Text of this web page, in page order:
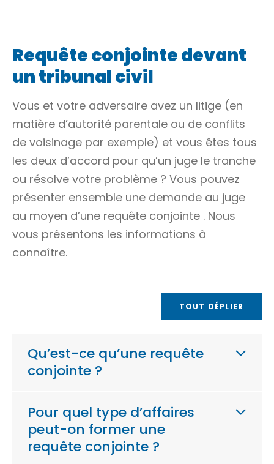
Requête conjointe devant
un tribunal civil
Vous et votre adversaire avez un litige (en
matière d’autorité parentale ou de conflits
de voisinage par exemple) et vous êtes tous
les deux d’accord pour qu’un juge le tranche
ou résolve votre problème ? Vous pouvez
présenter ensemble une demande au juge
au moyen d’une requête conjointe . Nous
vous présentons les informations à
connaître.
TOUT DÉPLIER
Qu’est-ce qu’une requête
conjointe ?
Pour quel type d’affaires
peut-on former une
requête conjointe ?